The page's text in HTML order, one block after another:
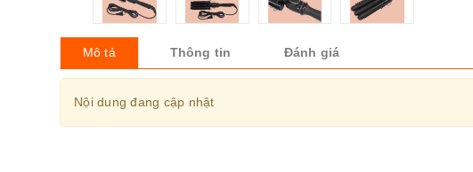
Mô tả Thông tin Đánh giá
Nội dung đang cập nhật